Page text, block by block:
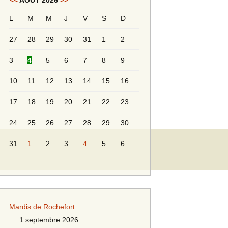
Messieurs 2ème série
Messieurs Golden
L M M J V S D
27 28 29 30 31 1 2
3 4 5 6 7 8 9
10 11 12 13 14 15 16
17 18 19 20 21 22 23
24 25 26 27 28 29 30
31 1 2 3 4 5 6
Mardis de Rochefort
1 septembre 2026